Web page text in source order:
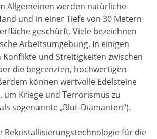
Allgemeinen werden natürliche
und in einer Tiefe von 30 Metern
geschürft. Viele bezeichnen
Arbeitsumgebung. In einigen
Konflikte und Streitigkeiten zwischen
die begrenzten, hochwertigen
können wertvolle Edelsteine
um Kriege und Terrorismus zu
sogenannte „Blut-Diamanten“).
Rekristallisierungstechnologie für die